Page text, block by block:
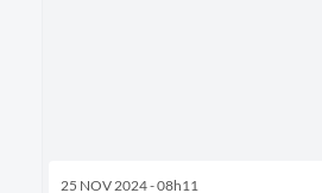
25 NOV 2024 - 08h11